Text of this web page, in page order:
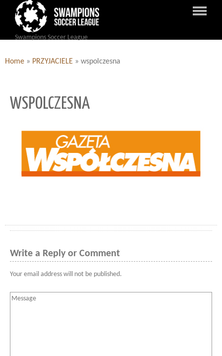
Swampions Soccer League
Home » PRZYJACIELE » wspolczesna
WSPOLCZESNA
Write a Reply or Comment
Your email address will not be published.